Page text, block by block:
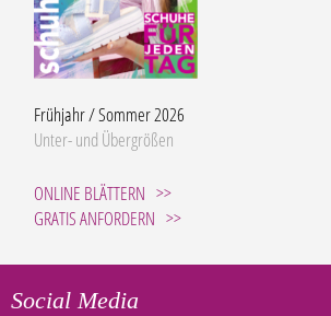
Frühjahr / Sommer 2026
Unter- und Übergrößen
ONLINE BLÄTTERN
GRATIS ANFORDERN
Social Media